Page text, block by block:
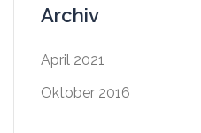
Archiv
April 2021
Oktober 2016